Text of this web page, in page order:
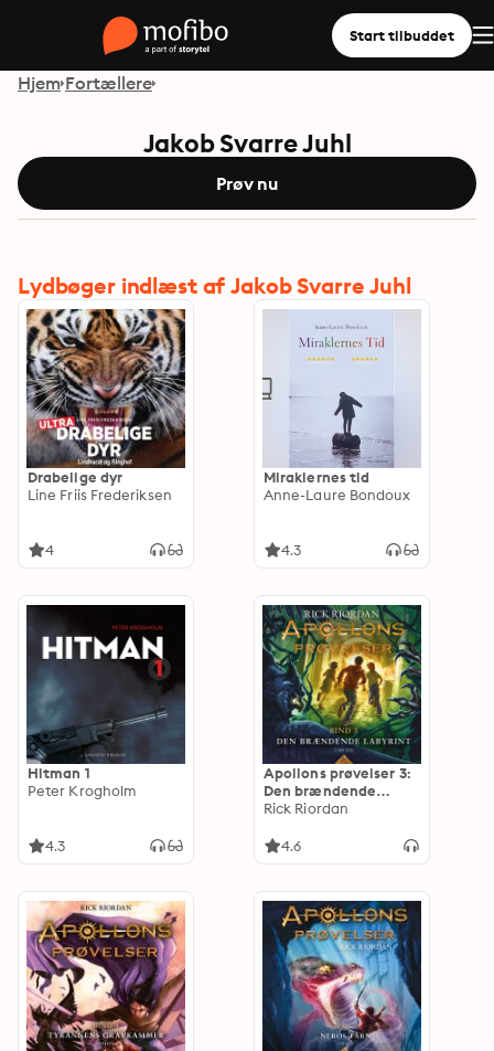
Start tilbuddet
Hjem Fortællere
Jakob Svarre Juhl
Prøv nu
Lydbøger indlæst af Jakob Svarre Juhl
Drabelige dyr
Line Friis Frederiksen
4
Miraklernes tid
Anne-Laure Bondoux
4.3
Hitman 1
Peter Krogholm
4.3
Apollons prøvelser 3:
Den brændende
labyrint
Rick Riordan
4.6